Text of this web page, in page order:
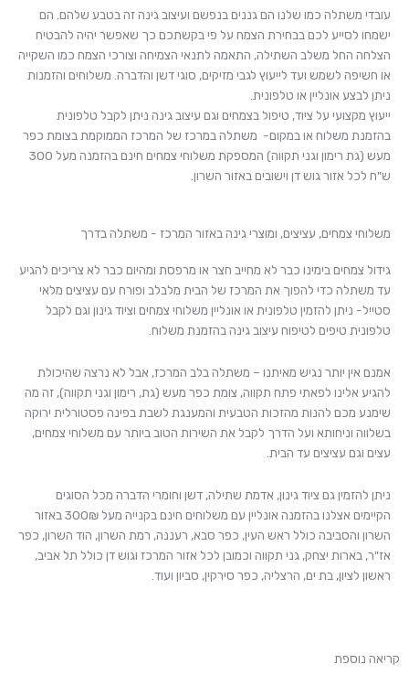
עובדי משתלה כמו שלנו הם גננים בנפשם ועיצוב גינה זה בטבע שלהם. הם
ישמחו לסייע לכם בבחירת הצמח על פי בקשתכם כך שאפשר יהיה להבטיח
הצלחה החל משלב השתילה, התאמה לתנאי הצמיחה וצורכי הצמח כמו השקייה
או חשיפה לשמש ועד לייעוץ לגבי מזיקים, סוגי דשן והדברה. משלוחים והזמנות
ניתן לבצע אונליין או טלפונית.
ייעוץ מקצועי על ציוד, טיפול בצמחים וגם עיצוב גינה ניתן לקבל טלפונית
בהזמנת משלוח או במקום- משתלה במרכז של המרכז הממוקמת בצומת כפר
מעש (גת רימון וגני תקווה) המספקת משלוחי צמחים חינם בהזמנה מעל 300
ש"ח לכל אזור גוש דן וישובים באזור השרון.
משלוחי צמחים, עציצים, ומוצרי גינה באזור המרכז - משתלה בדרך
גידול צמחים בימינו כבר לא מחייב חצר או מרפסת ומהיום כבר לא צריכים להגיע
עד משתלה כדי להפוך את המרכז של הבית מלבלב ופורח עם עציצים מלאי
סטייל- ניתן להזמין טלפונית או אונליין משלוחי צמחים וציוד גינון וגם לקבל
טלפונית טיפים לטיפוח עיצוב גינה בהזמנת משלוח.
אמנם אין יותר נגיש מאיתנו – משתלה בלב המרכז, אבל לא נרצה שהיכולת
להגיע אלינו לפאתי פתח תקווה, צומת כפר מעש (גת, רימון וגני תקווה), זה מה
שימנע מכם להנות מהזכות הטבעית והמענגת לשבת בפינה פסטורלית ירוקה
בשלווה וניחותא ועל הדרך לקבל את השירות הטוב ביותר עם משלוחי צמחים,
עצים וגם עציצים עד הבית.
ניתן להזמין גם ציוד גינון, אדמת שתילה, דשן וחומרי הדברה מכל הסוגים
הקיימים אצלנו בהזמנה אונליין עם משלוחים חינם בקנייה מעל 300₪ באזור
השרון והסביבה כולל ראש העין, כפר סבא, רעננה, רמת השרון, הוד השרון, כפר
אז"ר, בארות יצחק, גני תקווה וכמובן לכל אזור המרכז וגוש דן כולל תל אביב,
ראשון לציון, בת ים, הרצליה, כפר סירקין, סביון ועוד.
קריאה נוספת